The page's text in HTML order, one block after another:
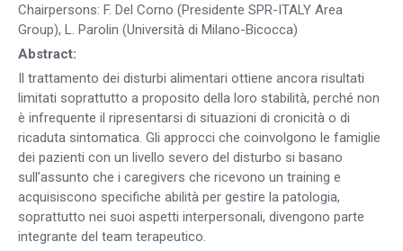
Chairpersons: F. Del Corno (Presidente SPR-ITALY Area
Group), L. Parolin (Università di Milano-Bicocca)
Abstract:
Il trattamento dei disturbi alimentari ottiene ancora risultati
limitati soprattutto a proposito della loro stabilità, perché non
è infrequente il ripresentarsi di situazioni di cronicità o di
ricaduta sintomatica. Gli approcci che coinvolgono le famiglie
dei pazienti con un livello severo del disturbo si basano
sull’assunto che i caregivers che ricevono un training e
acquisiscono specifiche abilità per gestire la patologia,
soprattutto nei suoi aspetti interpersonali, divengono parte
integrante del team terapeutico.